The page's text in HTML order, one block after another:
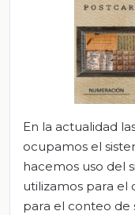
En la actualidad
ocupamos el
hacemos uso del
utilizamos para el
para el conteo de